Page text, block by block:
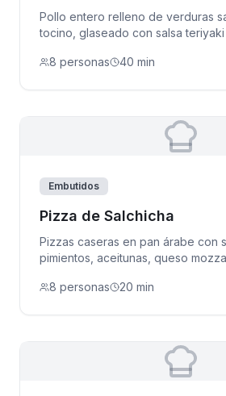
Pollo entero relleno de verduras
tocino, glaseado con salsa
8 personas
40 min
Embutidos
Pizza de Salchicha
Pizzas caseras en pan árabe con
pimientos, aceitunas, queso
8 personas 20 min